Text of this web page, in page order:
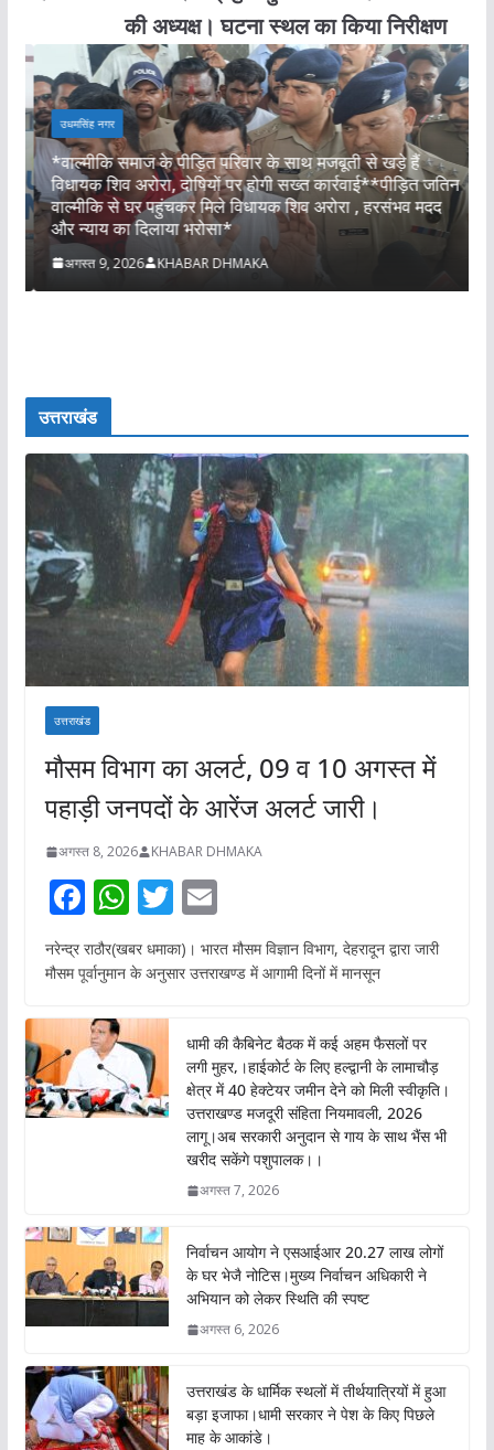
की अध्यक्ष। घटना स्थल का किया निरीक्षण
उधमसिंह नगर
*वाल्मीकि समाज के पीड़ित परिवार के साथ मजबूती से खड़े हैं
विधायक शिव अरोरा, दोषियों पर होगी सख्त कार्रवाई**पीड़ित जतिन
वाल्मीकि से घर पहुंचकर मिले विधायक शिव अरोरा , हरसंभव मदद
और न्याय का दिलाया भरोसा*
अगस्त 9, 2026 KHABAR DHMAKA
उत्तराखंड
उत्तराखंड
मौसम विभाग का अलर्ट, 09 व 10 अगस्त में
पहाड़ी जनपदों के आरेंज अलर्ट जारी।
अगस्त 8, 2026 KHABAR DHMAKA
F
ac
e
o
o
k
W
h
at
A
p
p
T
w
itt
E
m
ai
नरेन्द्र राठौर(खबर धमाका)। भारत मौसम विज्ञान विभाग, देहरादून द्वारा जारी
मौसम पूर्वानुमान के अनुसार उत्तराखण्ड में आगामी दिनों में मानसून
धामी की कैबिनेट बैठक में कई अहम फैसलों पर
लगी मुहर,।हाईकोर्ट के लिए हल्द्वानी के लामाचौड़
क्षेत्र में 40 हेक्टेयर जमीन देने को मिली स्वीकृति।
उत्तराखण्ड मजदूरी संहिता नियमावली, 2026
लागू।अब सरकारी अनुदान से गाय के साथ भैंस भी
खरीद सकेंगे पशुपालक।।
अगस्त 7, 2026
निर्वाचन आयोग ने एसआईआर 20.27 लाख लोगों
के घर भेजै नोटिस।मुख्य निर्वाचन अधिकारी ने
अभियान को लेकर स्थिति की स्पष्ट
अगस्त 6, 2026
उत्तराखंड के धार्मिक स्थलों में तीर्थयात्रियों में हुआ
बड़ा इजाफा।धामी सरकार ने पेश के किए पिछले
माह के आकांडे।